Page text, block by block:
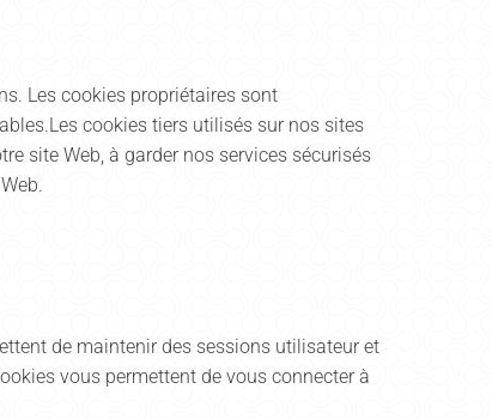
Les cookies propriétaires sont
cookies tiers utilisés sur nos sites
site Web, à garder nos services sécurisés
de maintenir des sessions utilisateur et
vous permettent de vous connecter à